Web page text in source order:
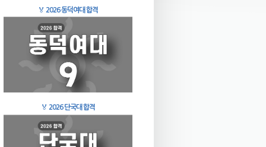
🏅 2026 동덕여대 합격
🏅 2026 단국대 합격